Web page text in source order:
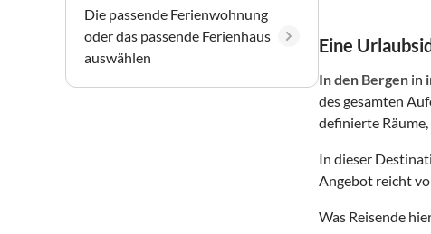
Die passende Ferienwohnung
oder das passende Ferienhaus
auswählen
Eine
In den Bergen in
des gesamten
definierte
In dieser
Angebot reicht
Was Reisende